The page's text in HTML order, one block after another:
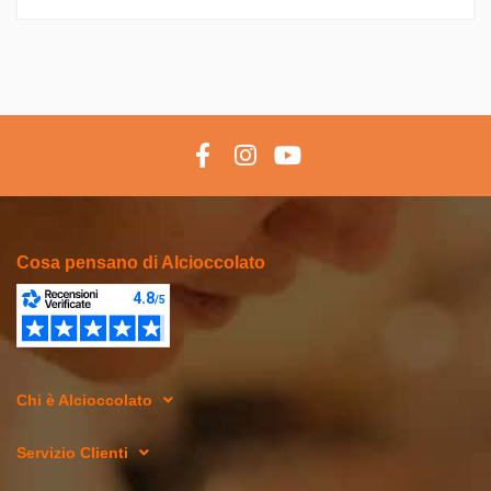
Cosa pensano di Alcioccolato
Chi è Alcioccolato
Servizio Clienti